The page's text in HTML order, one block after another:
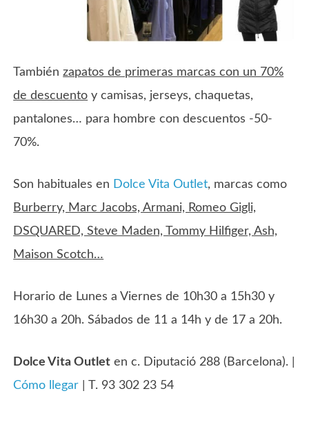
Tambiénzapatos de primeras marcas con un 70%
de descuento y camisas, jerseys, chaquetas,
pantalones… para hombre con descuentos -50-
70%.
Son habituales en Dolce Vita Outlet, marcas como
Burberry, Marc Jacobs, Armani, Romeo Gigli,
DSQUARED, Steve Maden, Tommy Hilfiger, Ash,
Maison Scotch…
Horario de Lunes a Viernes de 10h30 a 15h30 y
16h30 a 20h. Sábados de 11 a 14h y de 17 a 20h.
Dolce Vita Outlet en c. Diputació 288 (Barcelona). |
Cómo llegar | T. 93 302 23 54